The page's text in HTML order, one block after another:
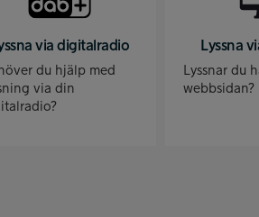
via digitalradio
du hjälp med
via din
Lyssna
Lyssnar du
webbsidan?